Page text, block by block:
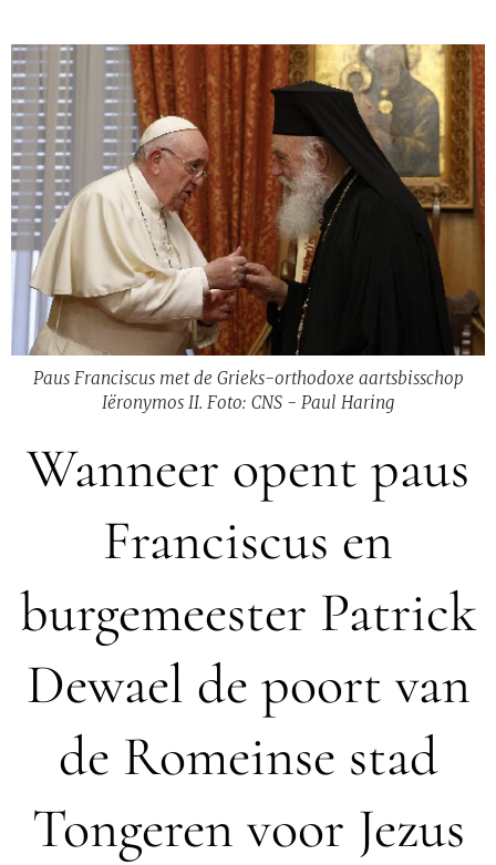
Paus Franciscus met de Grieks-orthodoxe aartsbisschop
Iëronymos II. Foto: CNS - Paul Haring
Wanneer opent paus
Franciscus en
burgemeester Patrick
Dewael de poort van
de Romeinse stad
Tongeren voor Jezus